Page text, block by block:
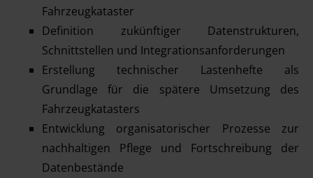
Fahrzeugkataster
Definition zukünftiger Datenstrukturen,
Schnittstellen und Integrationsanforderungen
Erstellung technischer Lastenhefte als
Grundlage für die spätere Umsetzung des
Fahrzeugkatasters
Entwicklung organisatorischer Prozesse zur
nachhaltigen Pflege und Fortschreibung der
Datenbestände